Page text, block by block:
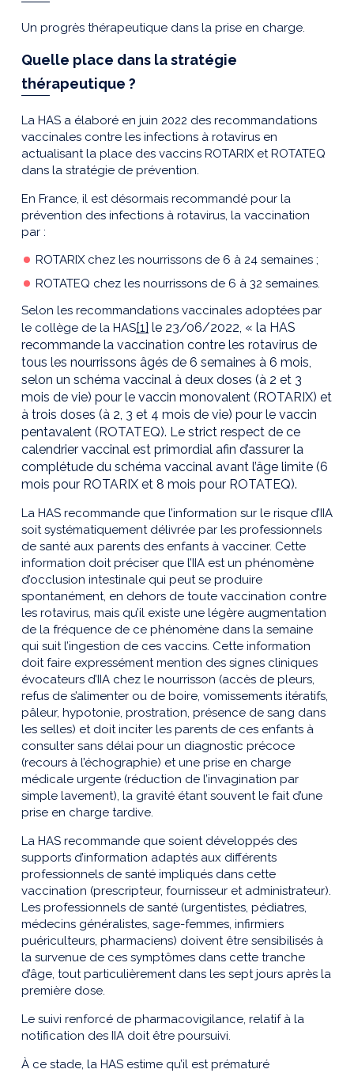
Un progrès thérapeutique dans la prise en charge.
Quelle place dans la stratégie
thérapeutique ?
La HAS a élaboré en juin 2022 des recommandations
vaccinales contre les infections à rotavirus en
actualisant la place des vaccins ROTARIX et ROTATEQ
dans la stratégie de prévention.
En France, il est désormais recommandé pour la
prévention des infections à rotavirus, la vaccination
par :
ROTARIX chez les nourrissons de 6 à 24 semaines ;
ROTATEQ chez les nourrissons de 6 à 32 semaines.
Selon les recommandations vaccinales adoptées par
le collège de la HAS[1] le 23/06/2022, « la HAS
recommande la vaccination contre les rotavirus de
tous les nourrissons âgés de 6 semaines à 6 mois,
selon un schéma vaccinal à deux doses (à 2 et 3
mois de vie) pour le vaccin monovalent (ROTARIX) et
à trois doses (à 2, 3 et 4 mois de vie) pour le vaccin
pentavalent (ROTATEQ). Le strict respect de ce
calendrier vaccinal est primordial afin d’assurer la
complétude du schéma vaccinal avant l’âge limite (6
mois pour ROTARIX et 8 mois pour ROTATEQ).
La HAS recommande que l’information sur le risque d’IIA
soit systématiquement délivrée par les professionnels
de santé aux parents des enfants à vacciner. Cette
information doit préciser que l’IIA est un phénomène
d’occlusion intestinale qui peut se produire
spontanément, en dehors de toute vaccination contre
les rotavirus, mais qu’il existe une légère augmentation
de la fréquence de ce phénomène dans la semaine
qui suit l’ingestion de ces vaccins. Cette information
doit faire expressément mention des signes cliniques
évocateurs d’IIA chez le nourrisson (accès de pleurs,
refus de s’alimenter ou de boire, vomissements itératifs,
pâleur, hypotonie, prostration, présence de sang dans
les selles) et doit inciter les parents de ces enfants à
consulter sans délai pour un diagnostic précoce
(recours à l’échographie) et une prise en charge
médicale urgente (réduction de l’invagination par
simple lavement), la gravité étant souvent le fait d’une
prise en charge tardive.
La HAS recommande que soient développés des
supports d’information adaptés aux différents
professionnels de santé impliqués dans cette
vaccination (prescripteur, fournisseur et administrateur).
Les professionnels de santé (urgentistes, pédiatres,
médecins généralistes, sage-femmes, infirmiers
puériculteurs, pharmaciens) doivent être sensibilisés à
la survenue de ces symptômes dans cette tranche
d’âge, tout particulièrement dans les sept jours après la
première dose.
Le suivi renforcé de pharmacovigilance, relatif à la
notification des IIA doit être poursuivi.
À ce stade, la HAS estime qu’il est prématuré